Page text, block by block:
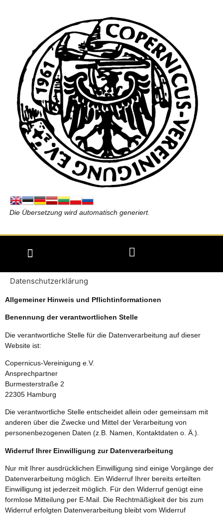
Die Übersetzung wird automatisch generiert.
Datenschutzerklärung
Allgemeiner Hinweis und Pflichtinformationen
Benennung der verantwortlichen Stelle
Die verantwortliche Stelle für die Datenverarbeitung auf dieser
Website ist:
Copernicus-Vereinigung e.V.
Ansprechpartner
Burmesterstraße 2
22305 Hamburg
Die verantwortliche Stelle entscheidet allein oder gemeinsam mit
anderen über die Zwecke und Mittel der Verarbeitung von
personenbezogenen Daten (z.B. Namen, Kontaktdaten o. Ä.).
Widerruf Ihrer Einwilligung zur Datenverarbeitung
Nur mit Ihrer ausdrücklichen Einwilligung sind einige Vorgänge der
Datenverarbeitung möglich. Ein Widerruf Ihrer bereits erteilten
Einwilligung ist jederzeit möglich. Für den Widerruf genügt eine
formlose Mitteilung per E-Mail. Die Rechtmäßigkeit der bis zum
Widerruf erfolgten Datenverarbeitung bleibt vom Widerruf